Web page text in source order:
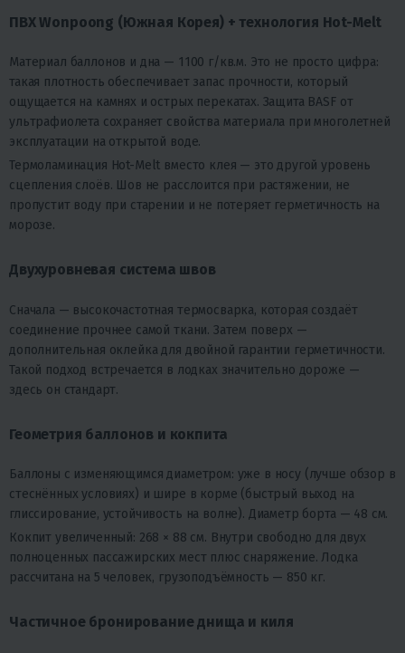
ПВХ Wonpoong (Южная Корея) + технология Hot-Melt
Материал баллонов и дна — 1100 г/кв.м. Это не просто цифра:
такая плотность обеспечивает запас прочности, который
ощущается на камнях и острых перекатах. Защита BASF от
ультрафиолета сохраняет свойства материала при многолетней
эксплуатации на открытой воде.
Термоламинация Hot-Melt вместо клея — это другой уровень
сцепления слоёв. Шов не расслоится при растяжении, не
пропустит воду при старении и не потеряет герметичность на
морозе.
Двухуровневая система швов
Сначала — высокочастотная термосварка, которая создаёт
соединение прочнее самой ткани. Затем поверх —
дополнительная оклейка для двойной гарантии герметичности.
Такой подход встречается в лодках значительно дороже —
здесь он стандарт.
Геометрия баллонов и кокпита
Баллоны с изменяющимся диаметром: уже в носу (лучше обзор в
стеснённых условиях) и шире в корме (быстрый выход на
глиссирование, устойчивость на волне). Диаметр борта — 48 см.
Кокпит увеличенный: 268 × 88 см. Внутри свободно для двух
полноценных пассажирских мест плюс снаряжение. Лодка
рассчитана на 5 человек, грузоподъёмность — 850 кг.
Частичное бронирование днища и киля